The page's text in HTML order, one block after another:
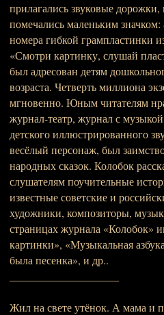
прилагались звуковые
помечались маленьким значком:
номера гибкой грампластинки
«Смотри картинку, слушай
был адресован детям
возраста. Четверть миллиона
мгновенно. Юным читателям
журнал-театр, журнал с
детского иллюстрированного
весёлый персонаж, был
народных сказок. Колобок
слушателям поучительные
известные советские и
художники, композиторы,
страницах журнала «Колобок»
картинки», «Музыкальная
была песенка», и др..
Жил на свете утёнок. А мама и